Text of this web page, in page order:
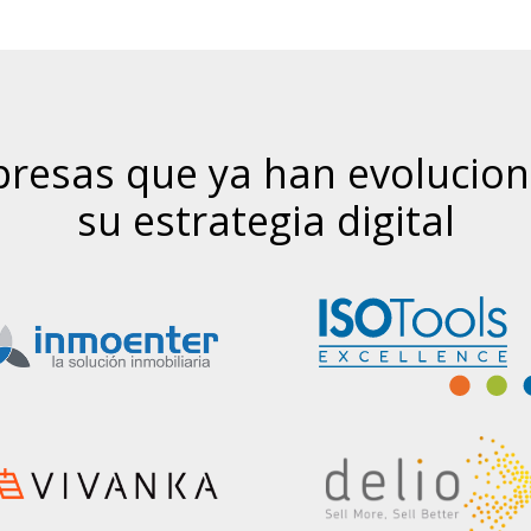
que ya han
su estrategia digital